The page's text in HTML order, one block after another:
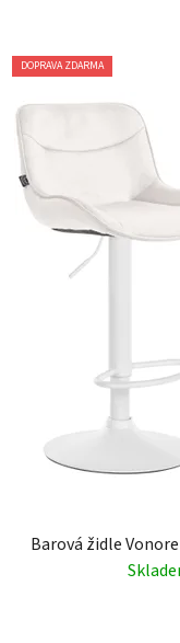
DOPRAVA ZDARMA
Barová židle